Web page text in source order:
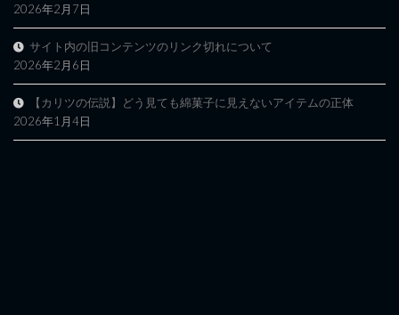
2026年2月7日
サイト内の旧コンテンツのリンク切れについて
2026年2月6日
【カリツの伝説】どう見ても綿菓子に見えないアイテムの正体
2026年1月4日